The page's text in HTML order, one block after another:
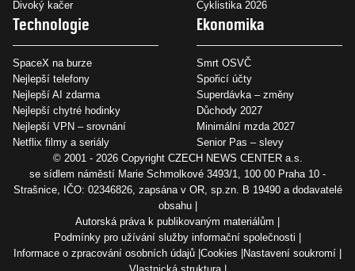
Divoký kačer
Cyklistika 2026
Technologie
SpaceX na burze
Nejlepší telefony
Nejlepší AI zdarma
Nejlepší chytré hodinky
Nejlepší VPN – srovnání
Netflix filmy a seriály
Ekonomika
Smrt OSVČ
Spořicí účty
Superdávka – změny
Důchody 2027
Minimální mzda 2027
Senior Pas – slevy
© 2001 - 2026 Copyright CZECH NEWS CENTER a.s.
se sídlem náměstí Marie Schmolkové 3493/1, 100 00 Praha 10 -
Strašnice, IČO: 02346826, zapsána v OR, sp.zn. B 19490 a dodavatelé
obsahu
Autorská práva k publikovaným materiálům
Podmínky pro užívání služby informační společnosti
Informace o zpracování osobních údajů Cookies Nastavení soukromí